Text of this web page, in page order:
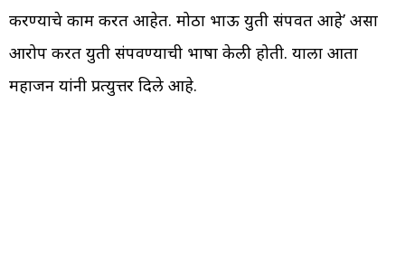
करण्याचे काम करत आहेत. मोठा भाऊ युती संपवत आहे’ असा
आरोप करत युती संपवण्याची भाषा केली होती. याला आता
महाजन यांनी प्रत्युत्तर दिले आहे.